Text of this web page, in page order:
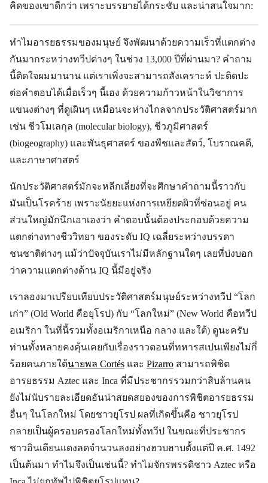
คิดของเขาดีกว่า เพราะบรรยายได้กระชับ และน่าสนใจมาก:
ทำไมอารยธรรมของมนุษย์ จึงพัฒนาด้วยความเร็วที่แตกต่าง
กันมากระหว่างทวีปต่างๆ ในช่วง 13,000 ปีที่ผ่านมา? คำถาม
นี้ติดใจผมมานาน แต่เราเพิ่งจะสามารถสังเคราะห์ ปะติดปะ
ต่อคำตอบได้เมื่อเร็วๆ นี้เอง ด้วยความก้าวหน้าในวิชาการ
แขนงต่างๆ ที่ดูเผินๆ เหมือนจะห่างไกลจากประวัติศาสตร์มาก
เช่น ชีวโมเลกุล (molecular biology), ชีวภูมิศาสตร์
(biogeography) และพันธุศาสตร์ ของพืชและสัตว์, โบราณคดี,
และภาษาศาสตร์
นักประวัติศาสตร์มักจะหลีกเลี่ยงที่จะศึกษาคำถามนี้ราวกับ
มันเป็นโรคร้าย เพราะนัยยะแห่งการเหยียดผิวที่ซ่อนอยู่ คน
ส่วนใหญ่มักนึกเอาเองว่า คำตอบนั้นต้องประกอบด้วยความ
แตกต่างทางชีววิทยา ของระดับ IQ เฉลี่ยระหว่างบรรดา
ชนชาติต่างๆ แม้ว่าปัจจุบันเราไม่มีหลักฐานใดๆ เลยที่บ่งบอก
ว่าความแตกต่างด้าน IQ นี้มีอยู่จริง
เราลองมาเปรียบเทียบประวัติศาสตร์มนุษย์ระหว่างทวีป “โลก
เก่า” (Old World คือยุโรป) กับ “โลกใหม่” (New World คือทวีป
อเมริกา ในที่นี้รวมทั้งอเมริกาเหนือ กลาง และใต้) ดูนะครับ
ท่านทั้งหลายคงคุ้นเคยกับเรื่องราวตอนที่ทหารสเปนเพียงไม่กี่
ร้อยคนภายใต้นายพล Cortés และ Pizarro สามารถพิชิต
อารยธรรม Aztec และ Inca ที่มีประชากรรวมกว่าสิบล้านคน
ยังไม่นับรายละเอียดอันน่าสยดสยองของการพิชิตอารยธรรม
อื่นๆ ในโลกใหม่ โดยชาวยุโรป ผลที่เกิดขึ้นคือ ชาวยุโรป
กลายเป็นผู้ครอบครองโลกใหม่ทั้งทวีป ในขณะที่ประชากร
ชาวอินเดียนแดงลดจำนวนลงอย่างฮวบฮาบตั้งแต่ปี ค.ศ. 1492
เป็นต้นมา ทำไมจึงเป็นเช่นนี้? ทำไมจักรพรรดิชาว Aztec หรือ